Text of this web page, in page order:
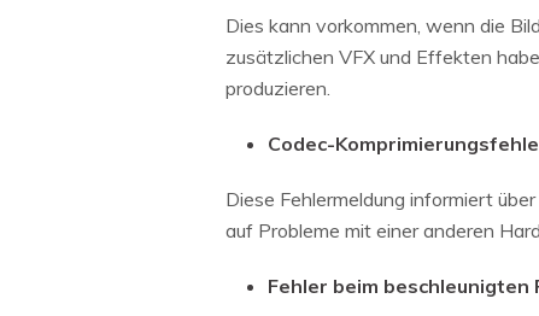
Dies kann vorkommen, wenn die
zusätzlichen VFX und Effekten
produzieren.
Codec-
Diese Fehlermeldung informiert
auf Probleme mit einer anderen
Fehler beim beschleunigten